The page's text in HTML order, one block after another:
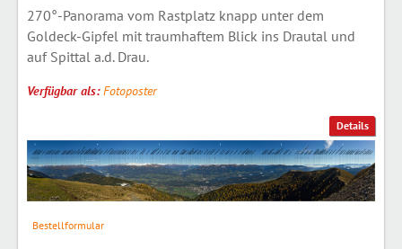
Details
270°-Panorama vom Rastplatz knapp unter dem
Goldeck-Gipfel mit traumhaftem Blick ins Drautal und
auf Spittal a.d. Drau.
Verfügbar als:Fotoposter
Bestellformular